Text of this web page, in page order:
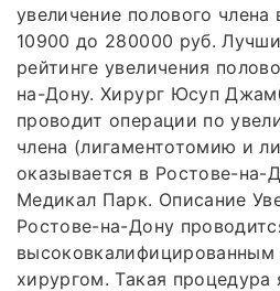
увеличение полового
10900 до 280000 руб.
рейтинге увеличения
на-Дону. Хирург Юсуп
проводит операции по
члена (лигаментотомию и
оказывается в Ростове-на-
Медикал Парк. Описание
Ростове-на-Дону
высоковкалифицированным
хирургом. Такая процедура